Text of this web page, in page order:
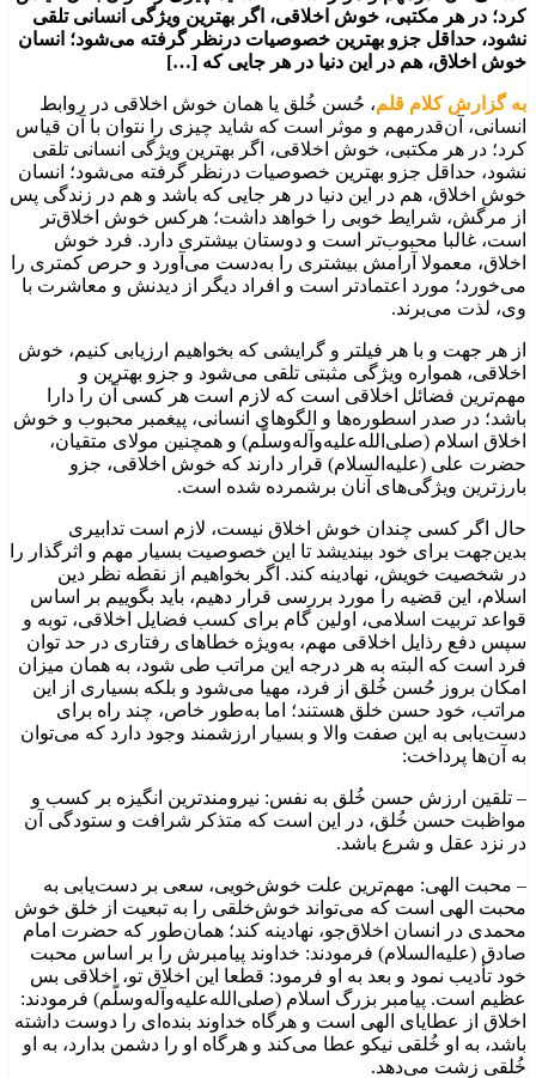
کرد؛ در هر مکتبی، خوش اخلاقی، اگر بهترین ویژگی انسانی تلقی
نشود، حداقل جزو بهترین خصوصیات درنظر گرفته می‌شود؛ انسان
خوش اخلاق، هم در این دنیا در هر جایی که […]
به گزارش کلام قلم، حُسن خُلق یا همان خوش اخلاقی در روابط
انسانی، آن‌قدرمهم و موثر است که شاید چیزی را نتوان با آن قیاس
کرد؛ در هر مکتبی، خوش اخلاقی، اگر بهترین ویژگی انسانی تلقی
نشود، حداقل جزو بهترین خصوصیات درنظر گرفته می‌شود؛ انسان
خوش اخلاق، هم در این دنیا در هر جایی که باشد و هم در زندگی پس
از مرگش، شرایط خوبی را خواهد داشت؛ هرکس خوش اخلاق‌تر
است، غالبا محبوب‌تر است و دوستان بیشتری دارد. فرد خوش
اخلاق، معمولا آرامش بیشتری را به‌دست می‌آورد و حرص کمتری را
می‌خورد؛ مورد اعتمادتر است و افراد دیگر از دیدنش و معاشرت با
وی، لذت می‌برند.
از هر جهت و با هر فیلتر و گرایشی که بخواهیم ارزیابی کنیم، خوش
اخلاقی، همواره ویژگی مثبتی تلقی می‌شود و جزو بهترین و
مهم‌ترین فضائل اخلاقی است که لازم است هر کسی آن را دارا
باشد؛ در صدر اسطوره‌ها و الگوهای انسانی، پیغمبر محبوب و خوش
اخلاق اسلام (صلی‌الله‌علیه‌وآله‌وسلّم) و همچنین مولای متقیان،
حضرت علی (علیه‌السلام) قرار دارند که خوش اخلاقی، جزو
بارزترین ویژگی‌های آنان برشمرده شده است.
حال اگر کسی چندان خوش اخلاق نیست، لازم است تدابیری
بدین‌جهت برای خود بیندیشد تا این خصوصیت بسیار مهم و اثرگذار را
در شخصیت خویش، نهادینه کند. اگر بخواهیم از نقطه نظر دین
اسلام، این قضیه را مورد بررسی قرار دهیم، باید بگوییم بر اساس
قواعد تربیت اسلامی، اولین گام برای کسب فضایل اخلاقی، توبه و
سپس دفع رذایل اخلاقی مهم، به‌ویژه خطاهای رفتاری در حد توان
فرد است که البته به هر درجه این مراتب طی شود، به همان میزان
امکان بروز حُسن خُلق از فرد، مهیا می‌شود و بلکه بسیاری از این
مراتب، خود حسن خلق هستند؛ اما به‌طور خاص، چند راه برای
دست‌یابی به این صفت والا و بسیار ارزشمند وجود دارد که می‌توان
به ‌آن‌ها پرداخت:
– تلقین ارزش حسن خُلق به نفس: نیرومندترین انگیزه بر کسب و
مواظبت حسن خُلق، در این است که متذکر شرافت و ستودگی آن
در نزد عقل و شرع باشد.
– محبت الهی: مهم‌ترین علت خوش‌خویی، سعی بر دست‌یابی به
محبت الهی است که می‌تواند خوش‌خلقی را به تبعیت از خلق خوش
محمدی در انسان اخلاق‌جو، نهادینه کند؛ همان‌طور که حضرت امام
صادق (علیه‌السلام) فرمودند: خداوند پیامبرش را بر اساس محبت
خود تأدیب نمود و بعد به او فرمود: قطعا این اخلاق تو، اخلاقی بس
عظیم است. پیامبر بزرگ اسلام (صلی‌الله‌علیه‌وآله‌وسلّم) فرمودند:
اخلاق از عطایای الهی است و هرگاه خداوند بنده‌ای را دوست داشته
باشد، به او خُلقی نیکو عطا می‌کند و هرگاه او را دشمن بدارد، به او
خُلقی زشت می‌دهد.